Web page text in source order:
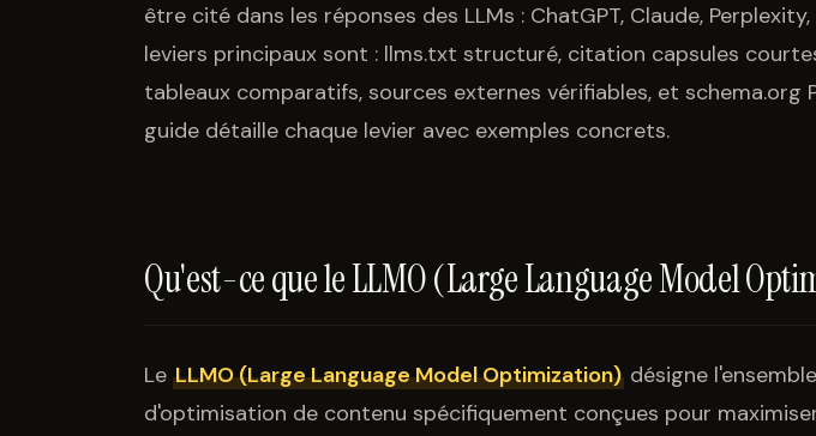
être cité dans les réponses des LLMs : ChatGPT, Claude, Perplexity,
leviers principaux sont : llms.txt structuré, citation capsules
tableaux comparatifs, sources externes vérifiables, et schema.org
guide détaille chaque levier avec exemples concrets.
Qu'est-ce que le LLMO (Large Language Model
Le LLMO (Large Language Model Optimization)désigne
d'optimisation de contenu spécifiquement conçues pour